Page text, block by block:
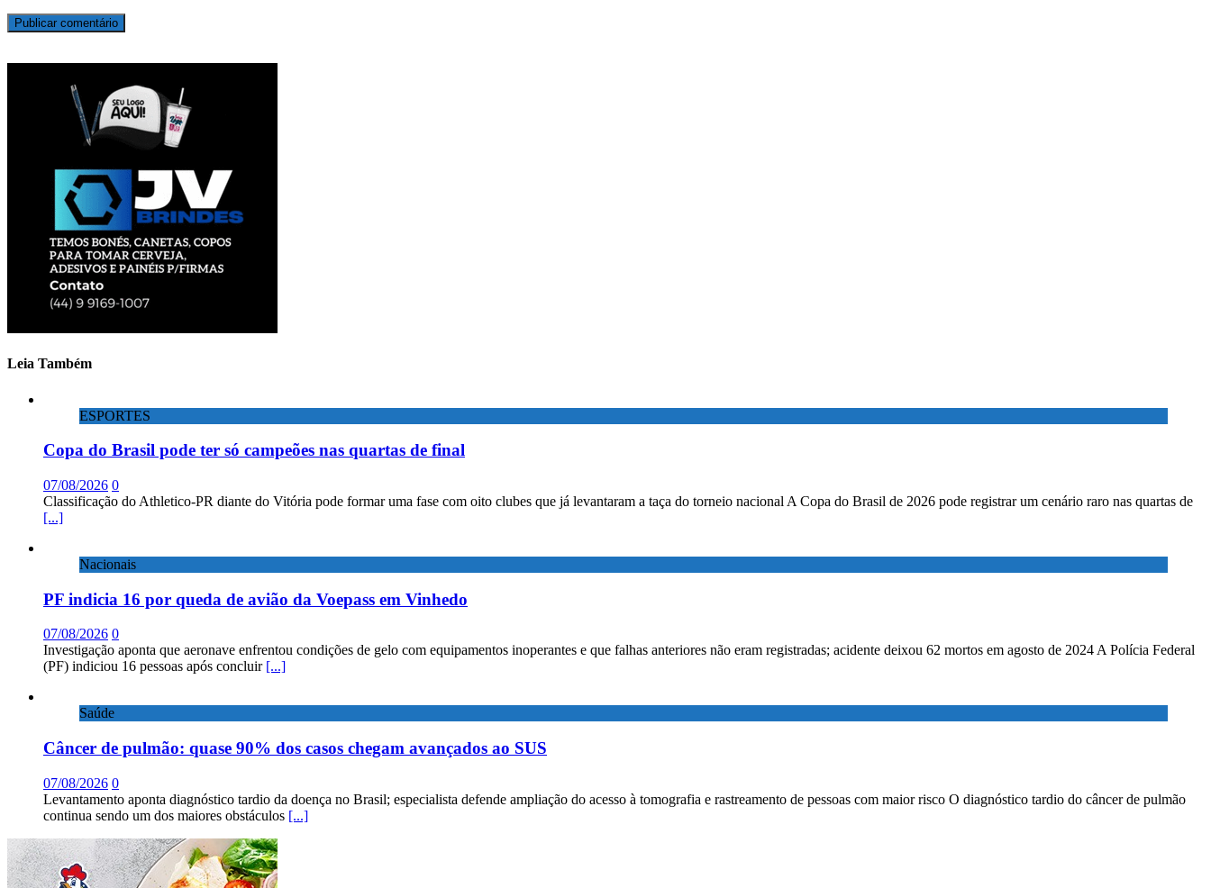
Leia Também
ESPORTES
Copa do Brasil pode ter só campeões nas quartas de final
07/08/2026 0
Classificação do Athletico-PR diante do Vitória pode formar uma fase com oito clubes que já levantaram a taça do torneio nacional A Copa do Brasil de 2026 pode registrar um cenário raro nas quartas de
[...]
Nacionais
PF indicia 16 por queda de avião da Voepass em Vinhedo
07/08/2026 0
Investigação aponta que aeronave enfrentou condições de gelo com equipamentos inoperantes e que falhas anteriores não eram registradas; acidente deixou 62 mortos em agosto de 2024 A Polícia Federal
(PF) indiciou 16 pessoas após concluir [...]
Saúde
Câncer de pulmão: quase 90% dos casos chegam avançados ao SUS
07/08/2026 0
Levantamento aponta diagnóstico tardio da doença no Brasil; especialista defende ampliação do acesso à tomografia e rastreamento de pessoas com maior risco O diagnóstico tardio do câncer de pulmão
continua sendo um dos maiores obstáculos [...]